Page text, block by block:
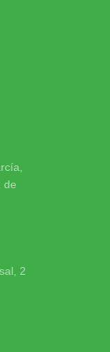
de
2